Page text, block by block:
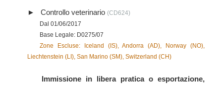
Controllo veterinario (CD624)
Dal 01/06/2017
Base Legale: D0275/07
Zone Escluse: Iceland (IS), Andorra (AD), Norway (NO),
Liechtenstein (LI), San Marino (SM), Switzerland (CH)
Immissione in libera pratica o esportazione,